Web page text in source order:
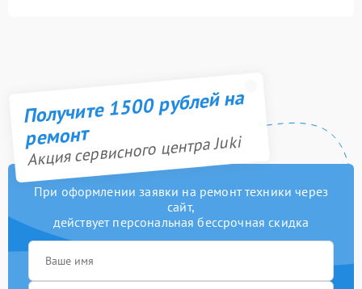
Получите 1500 рублей на
ремонт
Акция сервисного центра Juki
При оформлении заявки на ремонт техники через
сайт,
действует персональная бессрочная скидка